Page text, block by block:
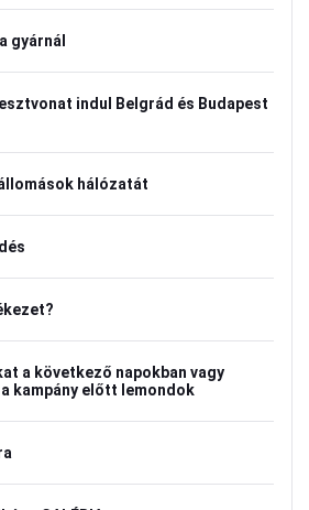
gyárnál
indul Belgrád és Budapest
hálózatát
a következő napokban vagy
kampány előtt lemondok